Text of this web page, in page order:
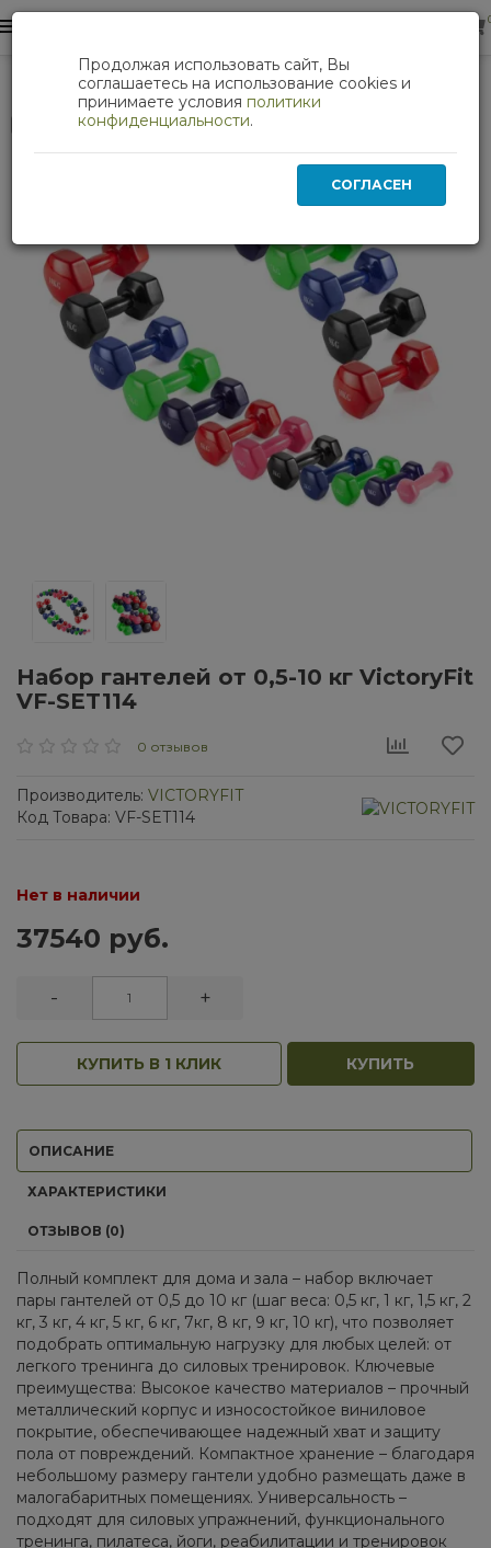
Набор гантелей от 0,5-10 кг VictoryFit VF-SET114
Нет в наличии
Набор гантелей от 0,5-10 кг VictoryFit
VF-SET114
0 отзывов
Производитель: VICTORYFIT
Код Товара: VF-SET114
Нет в наличии
37540 руб.
- +
КУПИТЬ В 1 КЛИК КУПИТЬ
ОПИСАНИЕ
ХАРАКТЕРИСТИКИ
ОТЗЫВОВ (0)
Полный комплект для дома и зала – набор включает
пары гантелей от 0,5 до 10 кг (шаг веса: 0,5 кг, 1 кг, 1,5 кг, 2
кг, 3 кг, 4 кг, 5 кг, 6 кг, 7кг, 8 кг, 9 кг, 10 кг), что позволяет
подобрать оптимальную нагрузку для любых целей: от
легкого тренинга до силовых тренировок. Ключевые
преимущества: Высокое качество материалов – прочный
металлический корпус и износостойкое виниловое
покрытие, обеспечивающее надежный хват и защиту
пола от повреждений. Компактное хранение – благодаря
небольшому размеру гантели удобно размещать даже в
малогабаритных помещениях. Универсальность –
подходят для силовых упражнений, функционального
тренинга, пилатеса, йоги, реабилитации и тренировок
Продолжая использовать сайт, Вы
соглашаетесь на использование cookies и
принимаете условия политики
конфиденциальности.
СОГЛАСЕН